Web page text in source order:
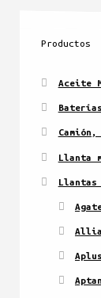
Productos
Aceite
Baterías
Llanta
Llantas
Aplus